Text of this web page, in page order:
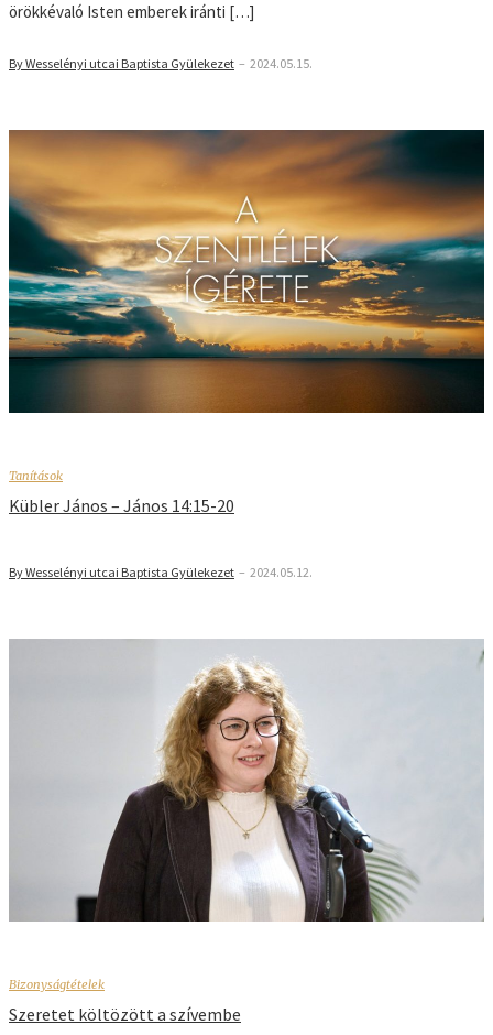
örökkévaló Isten emberek iránti […]
By Wesselényi utcai Baptista Gyülekezet – 2024.05.15.
Tanítások
Kübler János – János 14:15-20
By Wesselényi utcai Baptista Gyülekezet – 2024.05.12.
Bizonyságtételek
Szeretet költözött a szívembe